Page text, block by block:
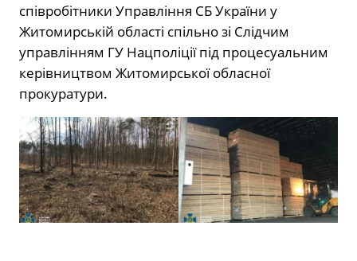
співробітники Управління СБ України у
Житомирській області спільно зі Слідчим
управлінням ГУ Нацполіції під процесуальним
керівництвом Житомирської обласної
прокуратури.